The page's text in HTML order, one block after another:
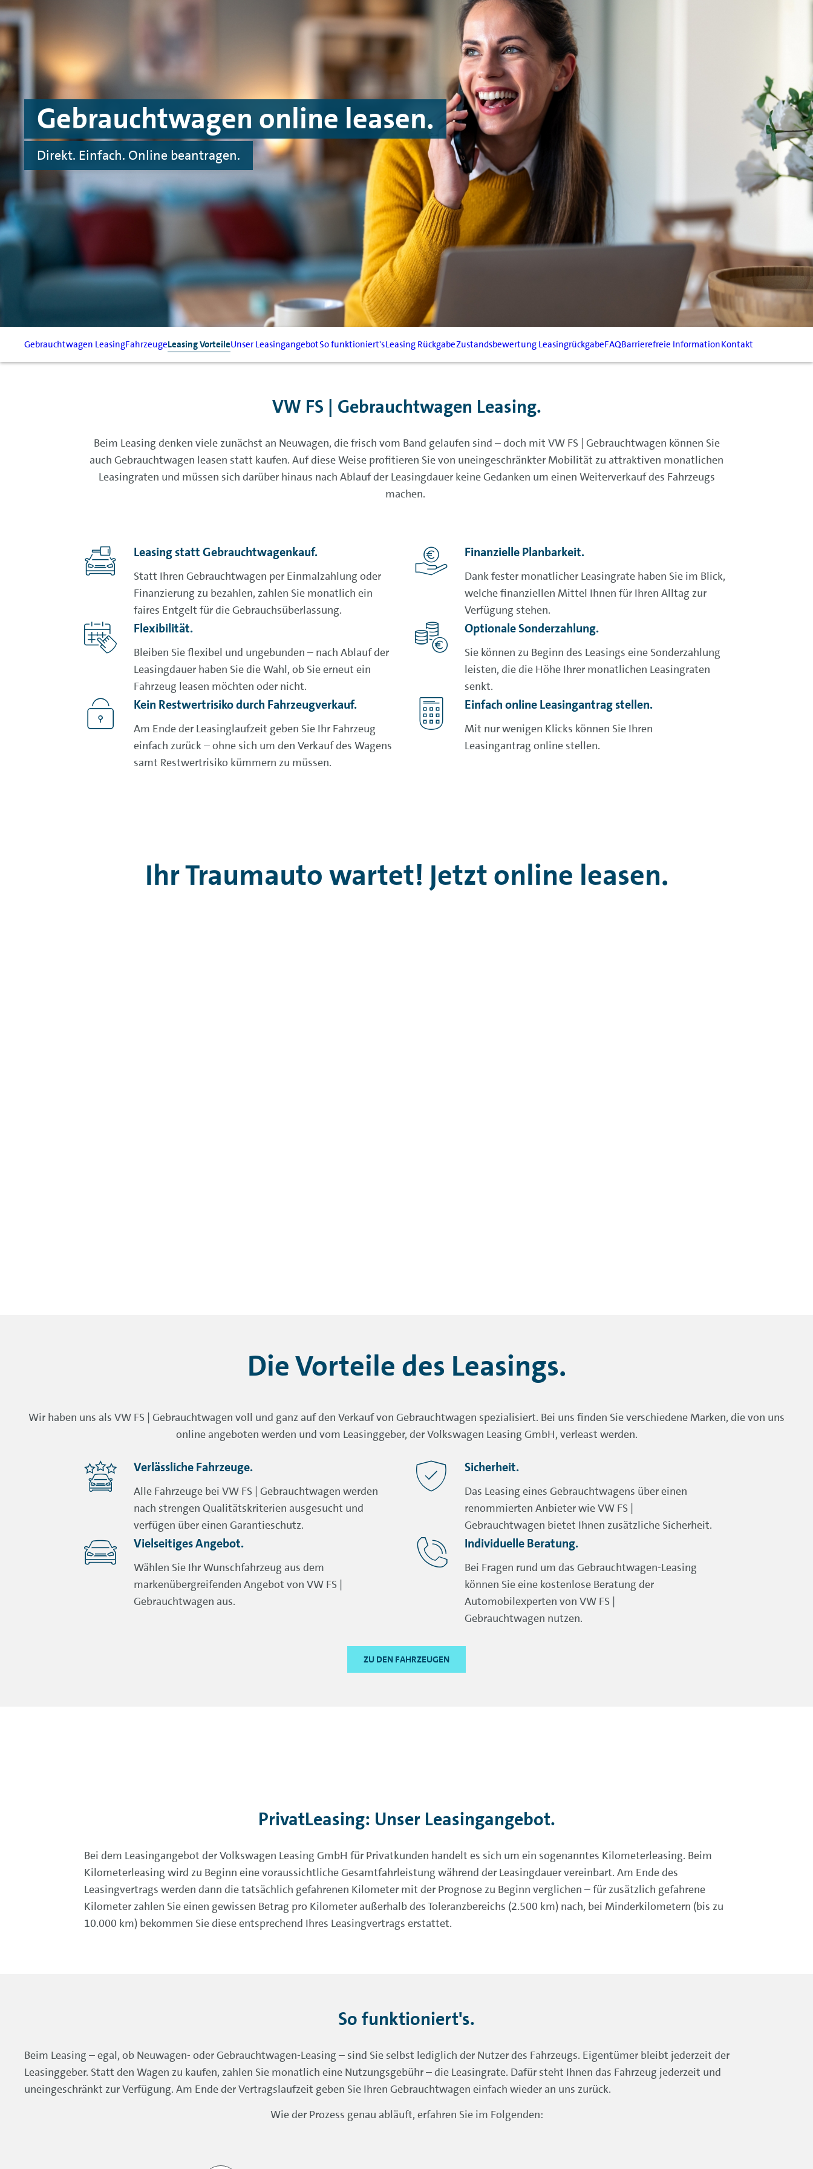
Zum Hauptinhalt springen
Zur Fußnote springen
Gebrauchtwagen online leasen.
Direkt. Einfach. Online beantragen.
Gebrauchtwagen LeasingFahrzeugeLeasing VorteileUnser LeasingangebotSo funktioniert'sLeasing RückgabeZustandsbewertung LeasingrückgabeFAQBarrierefreie InformationKontakt
VW FS | Gebrauchtwagen Leasing.
Beim Leasing denken viele zunächst an Neuwagen, die frisch vom Band gelaufen sind – doch mit VW FS | Gebrauchtwagen können Sie
auch Gebrauchtwagen leasen statt kaufen. Auf diese Weise profitieren Sie von uneingeschränkter Mobilität zu attraktiven monatlichen
Leasingraten und müssen sich darüber hinaus nach Ablauf der Leasingdauer keine Gedanken um einen Weiterverkauf des Fahrzeugs
machen.
Leasing statt Gebrauchtwagenkauf.
Statt Ihren Gebrauchtwagen per Einmalzahlung oder
Finanzierung zu bezahlen, zahlen Sie monatlich ein
faires Entgelt für die Gebrauchsüberlassung.
Finanzielle Planbarkeit.
Dank fester monatlicher Leasingrate haben Sie im Blick,
welche finanziellen Mittel Ihnen für Ihren Alltag zur
Verfügung stehen.
Flexibilität.
Bleiben Sie flexibel und ungebunden – nach Ablauf der
Leasingdauer haben Sie die Wahl, ob Sie erneut ein
Fahrzeug leasen möchten oder nicht.
Optionale Sonderzahlung.
Sie können zu Beginn des Leasings eine Sonderzahlung
leisten, die die Höhe Ihrer monatlichen Leasingraten
senkt.
Kein Restwertrisiko durch Fahrzeugverkauf.
Am Ende der Leasinglaufzeit geben Sie Ihr Fahrzeug
einfach zurück – ohne sich um den Verkauf des Wagens
samt Restwertrisiko kümmern zu müssen.
Einfach online Leasingantrag stellen.
Mit nur wenigen Klicks können Sie Ihren
Leasingantrag online stellen.
Ihr Traumauto wartet! Jetzt online leasen.
Die Vorteile des Leasings.
Wir haben uns als VW FS | Gebrauchtwagen voll und ganz auf den Verkauf von Gebrauchtwagen spezialisiert. Bei uns finden Sie verschiedene Marken, die von uns
online angeboten werden und vom Leasinggeber, der Volkswagen Leasing GmbH, verleast werden.
Verlässliche Fahrzeuge.
Alle Fahrzeuge bei VW FS | Gebrauchtwagen werden
nach strengen Qualitätskriterien ausgesucht und
verfügen über einen Garantieschutz.
Sicherheit.
Das Leasing eines Gebrauchtwagens über einen
renommierten Anbieter wie VW FS |
Gebrauchtwagen bietet Ihnen zusätzliche Sicherheit.
Vielseitiges Angebot.
Wählen Sie Ihr Wunschfahrzeug aus dem
markenübergreifenden Angebot von VW FS |
Gebrauchtwagen aus.
Individuelle Beratung.
Bei Fragen rund um das Gebrauchtwagen-Leasing
können Sie eine kostenlose Beratung der
Automobilexperten von VW FS |
Gebrauchtwagen nutzen.
ZU DEN FAHRZEUGEN
PrivatLeasing: Unser Leasingangebot.
Bei dem Leasingangebot der Volkswagen Leasing GmbH für Privatkunden handelt es sich um ein sogenanntes Kilometerleasing. Beim
Kilometerleasing wird zu Beginn eine voraussichtliche Gesamtfahrleistung während der Leasingdauer vereinbart. Am Ende des
Leasingvertrags werden dann die tatsächlich gefahrenen Kilometer mit der Prognose zu Beginn verglichen – für zusätzlich gefahrene
Kilometer zahlen Sie einen gewissen Betrag pro Kilometer außerhalb des Toleranzbereichs (2.500 km) nach, bei Minderkilometern (bis zu
10.000 km) bekommen Sie diese entsprechend Ihres Leasingvertrags erstattet.
So funktioniert's.
Beim Leasing – egal, ob Neuwagen- oder Gebrauchtwagen-Leasing – sind Sie selbst lediglich der Nutzer des Fahrzeugs. Eigentümer bleibt jederzeit der
Leasinggeber. Statt den Wagen zu kaufen, zahlen Sie monatlich eine Nutzungsgebühr – die Leasingrate. Dafür steht Ihnen das Fahrzeug jederzeit und
uneingeschränkt zur Verfügung. Am Ende der Vertragslaufzeit geben Sie Ihren Gebrauchtwagen einfach wieder an uns zurück.
Wie der Prozess genau abläuft, erfahren Sie im Folgenden: